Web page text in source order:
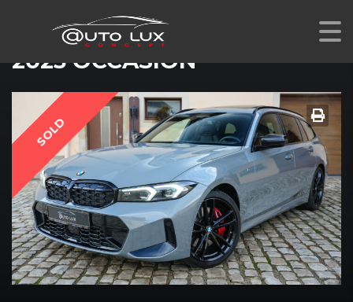
BMW M340I XDRIVE TOURING
2023 OCCASION
SOLD